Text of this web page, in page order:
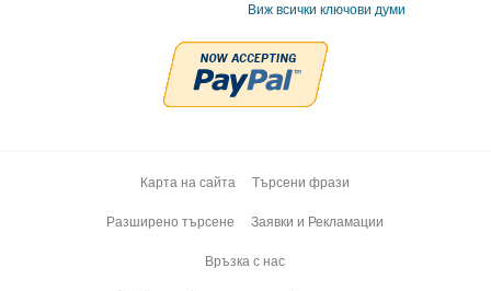
Виж всички ключови думи
Карта на сайта Търсени фрази
Разширено търсене Заявки и Рекламации
Връзка с нас